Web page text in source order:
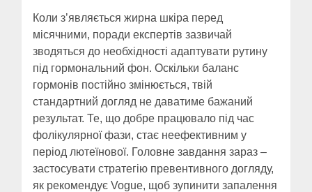
Коли з’являється жирна шкіра перед
місячними, поради експертів зазвичай
зводяться до необхідності адаптувати рутину
під гормональний фон. Оскільки баланс
гормонів постійно змінюється, твій
стандартний догляд не даватиме бажаний
результат. Те, що добре працювало під час
фолікулярної фази, стає неефективним у
період лютеїнової. Головне завдання зараз –
застосувати стратегію превентивного догляду,
як рекомендує Vogue, щоб зупинити запалення